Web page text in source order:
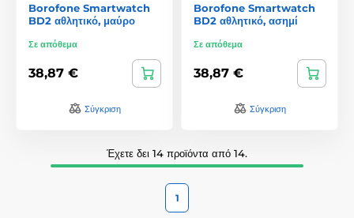
Borofone Smartwatch
BD2 αθλητικό, μαύρο
Σε απόθεμα
38,87 €
Σύγκριση
Borofone Smartwatch
BD2 αθλητικό, ασημί
Σε απόθεμα
38,87 €
Σύγκριση
Έχετε δει 14 προϊόντα από 14.
1